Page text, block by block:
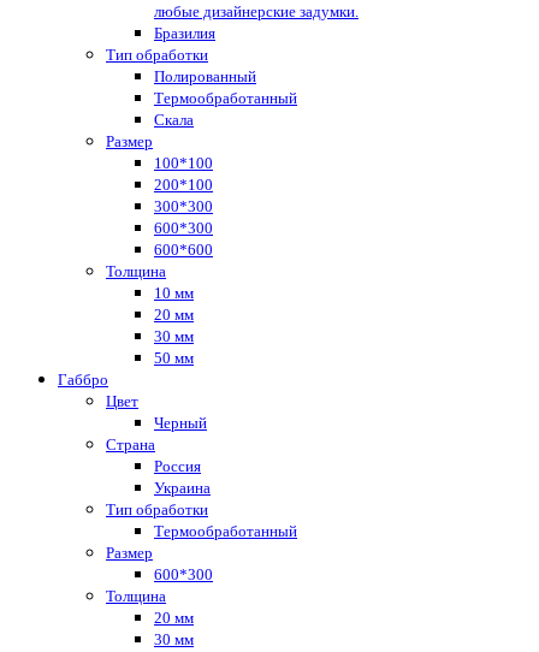
любые дизайнерские задумки.
Бразилия
Тип обработки
Полированный
Термообработанный
Скала
Размер
100*100
200*100
300*300
600*300
600*600
Толщина
10 мм
20 мм
30 мм
50 мм
Габбро
Цвет
Черный
Страна
Россия
Украина
Тип обработки
Термообработанный
Размер
600*300
Толщина
20 мм
30 мм